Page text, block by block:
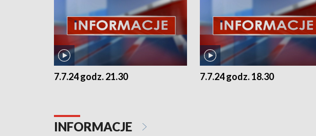
7.7.24 godz. 21.30 7.7.24 godz. 18.30
INFORMACJE